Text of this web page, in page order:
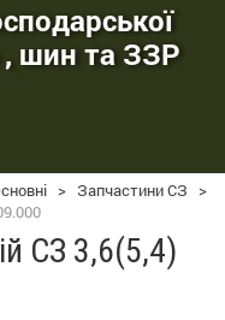
, шин та ЗЗР
> Запчастини СЗ
>
СЗ 3,6(5,4)